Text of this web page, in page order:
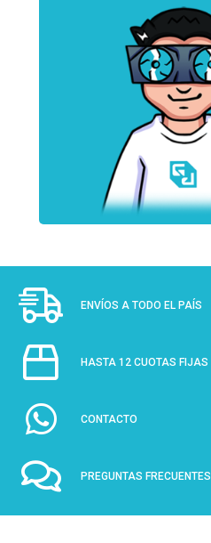
ENVÍOS A TODO EL PAÍS
HASTA 12 CUOTAS FIJAS
CONTACTO
PREGUNTAS FRECUENTES